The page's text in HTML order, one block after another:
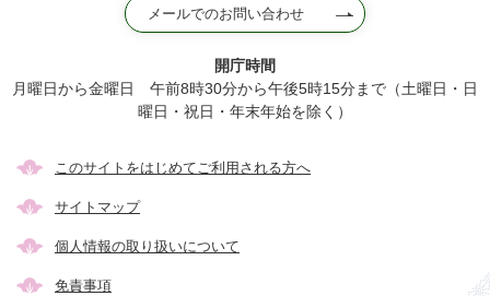
メールでのお問い合わせ
開庁時間
月曜日から金曜日 午前8時30分から午後5時15分まで（土曜日・日
曜日・祝日・年末年始を除く）
このサイトをはじめてご利用される方へ
サイトマップ
個人情報の取り扱いについて
免責事項